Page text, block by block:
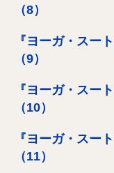
（8）
『ヨーガ・スー
（9）
『ヨーガ・スー
（10）
『ヨーガ・スー
（11）